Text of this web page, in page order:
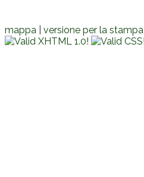
mappa versione per la stampa